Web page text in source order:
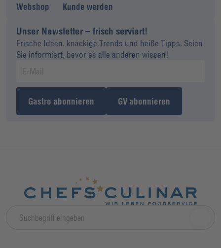
Webshop
Kunde werden
Unser Newsletter – frisch serviert!
Frische Ideen, knackige Trends und heiße Tipps. Seien
Sie informiert, bevor es alle anderen wissen!
Gastro abonnieren GV abonnieren